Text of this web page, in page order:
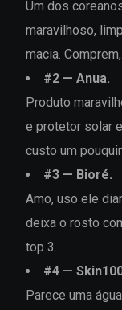
Um dos
maravilhoso,
macia.
#2 — Anua.
Produto
e protetor solar
custo um
#3 — Bioré.
Amo, uso ele
deixa o rosto
top 3.
#4 —
Parece uma